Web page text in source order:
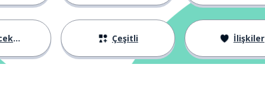
Çeşitli İlişkiler